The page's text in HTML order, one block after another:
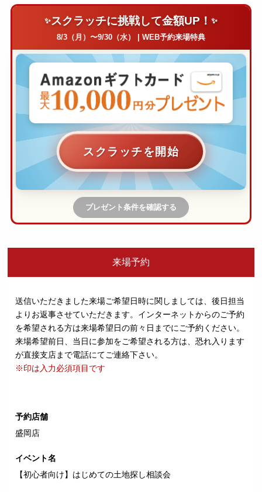
スクラッチに挑戦して金額UP！
8/3（月）〜9/30（水） | WEB予約来場特典
スクラッチを開始
プレゼント条件を確認する
来場予約
送信いただきました来場ご希望日時に関しましては、後日担当
よりお返事させていただきます。 インターネットからのご予約
を希望される方は来場希望日の前々日までにご予約ください。
来場希望前日、当日に参加をご希望される方は、恐れ入ります
が直接支店まで電話にてご連絡下さい。
※印は入力必須項目です
予約店舗
盛岡店
イベント名
【初心者向け】はじめての土地探し相談会